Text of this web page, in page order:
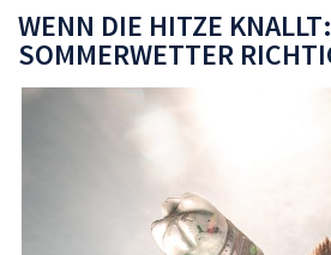
WENN DIE HITZE
SOMMERWETTER